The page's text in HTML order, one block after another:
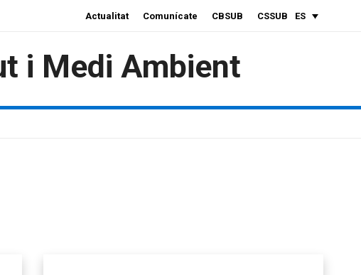
ES
Actualitat Comunícate CBSUB CSSUB
i Medi Ambient